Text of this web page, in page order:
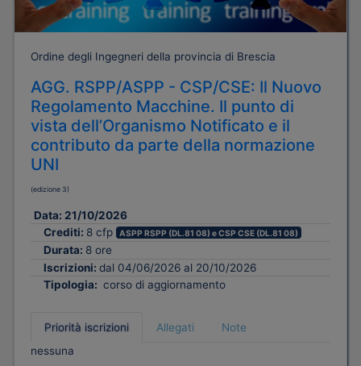
Ordine degli Ingegneri della provincia di Brescia
AGG. RSPP/ASPP - CSP/CSE: Il Nuovo
Regolamento Macchine. Il punto di
vista dell’Organismo Notificato e il
contributo da parte della normazione
UNI
(edizione 3)
Data: 21/10/2026
Crediti: 8 cfp ASPP RSPP (DL.81 08) e CSP CSE (DL.81 08)
Durata: 8 ore
Iscrizioni: dal 04/06/2026 al 20/10/2026
Tipologia: corso di aggiornamento
Priorità iscrizioni Allegati
Note
nessuna